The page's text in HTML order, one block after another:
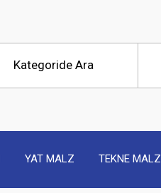
YAT MALZ TEKNE MALZ